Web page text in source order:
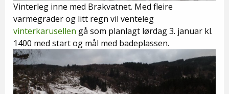
Vinterleg inne med Brakvatnet. Med fleire
varmegrader og litt regn vil venteleg
vinterkarusellen gå som planlagt lørdag 3. januar kl.
1400 med start og mål med badeplassen.